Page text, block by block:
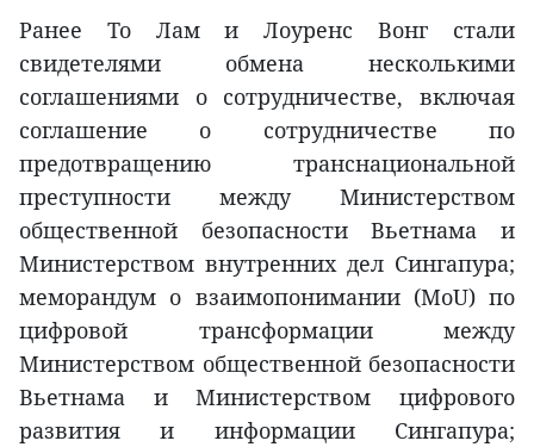
Ранее То Лам и Лоуренс Вонг стали
свидетелями обмена несколькими
соглашениями о сотрудничестве, включая
соглашение о сотрудничестве по
предотвращению транснациональной
преступности между Министерством
общественной безопасности Вьетнама и
Министерством внутренних дел Сингапура;
меморандум о взаимопонимании (MoU) по
цифровой трансформации между
Министерством общественной безопасности
Вьетнама и Министерством цифрового
развития и информации Сингапура;